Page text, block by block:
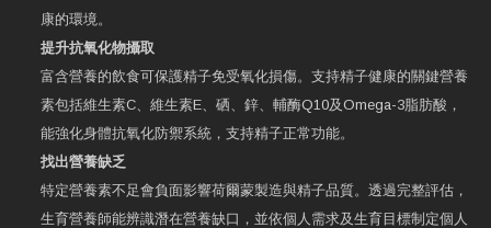
康的環境。
提升抗氧化物攝取
富含營養的飲食可保護精子免受氧化損傷。支持精子健康的關鍵營養
素包括維生素C、維生素E、硒、鋅、輔酶Q10及Omega-3脂肪酸，
能強化身體抗氧化防禦系統，支持精子正常功能。
找出營養缺乏
特定營養素不足會負面影響荷爾蒙製造與精子品質。透過完整評估，
生育營養師能辨識潛在營養缺口，並依個人需求及生育目標制定個人